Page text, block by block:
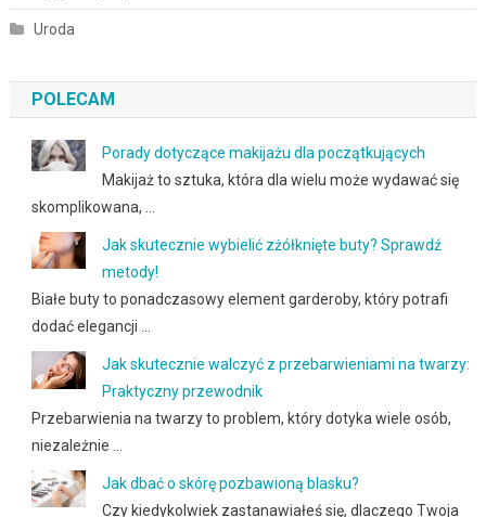
Uroda
POLECAM
Porady dotyczące makijażu dla początkujących
Makijaż to sztuka, która dla wielu może wydawać się
skomplikowana, …
Jak skutecznie wybielić zżółknięte buty? Sprawdź
metody!
Białe buty to ponadczasowy element garderoby, który potrafi
dodać elegancji …
Jak skutecznie walczyć z przebarwieniami na twarzy:
Praktyczny przewodnik
Przebarwienia na twarzy to problem, który dotyka wiele osób,
niezależnie …
Jak dbać o skórę pozbawioną blasku?
Czy kiedykolwiek zastanawiałeś się, dlaczego Twoja